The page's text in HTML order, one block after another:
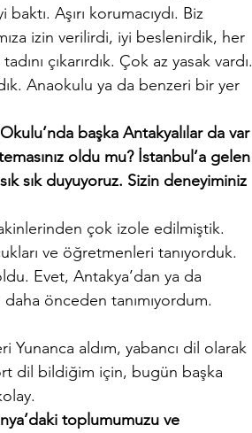
Aşırı korumacıydı. Biz
izin verilirdi, iyi beslenirdik, her
çıkarırdık. Çok az yasak vardı.
Anaokulu ya da benzeri bir yer
başka Antakyalılar da var
oldu mu? İstanbul’a gelen
sık duyuyoruz. Sizin deneyiminiz
çok izole edilmiştik.
ve öğretmenleri tanıyorduk.
Evet, Antakya’dan ya da
önceden tanımıyordum.
Yunanca aldım, yabancı dil olarak
dil bildiğim için, bugün başka
toplumumuzu ve